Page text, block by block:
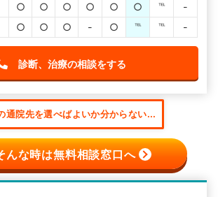
○ ○ ○ ○ ○ ○ ℡
-
○ ○ ○ - ○ ℡ ℡ -
診断、治療の相談をする
通院先を選べばよいか分からない...
んな時は無料相談窓口へ